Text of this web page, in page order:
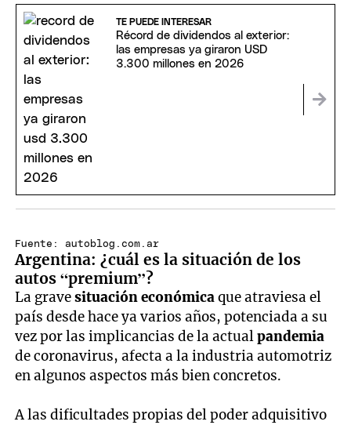
TE PUEDE INTERESAR
Récord de dividendos al exterior:
las empresas ya giraron USD
3.300 millones en 2026
Fuente: autoblog.com.ar
Argentina: ¿cuál es la situación de los
autos “premium”?
La gravesituación económicaque atraviesa el
país desde hace ya varios años, potenciada a su
vez por las implicancias de la actualpandemia
de coronavirus, afecta a la industria automotriz
en algunos aspectos más bien concretos.
A las dificultades propias del poder adquisitivo